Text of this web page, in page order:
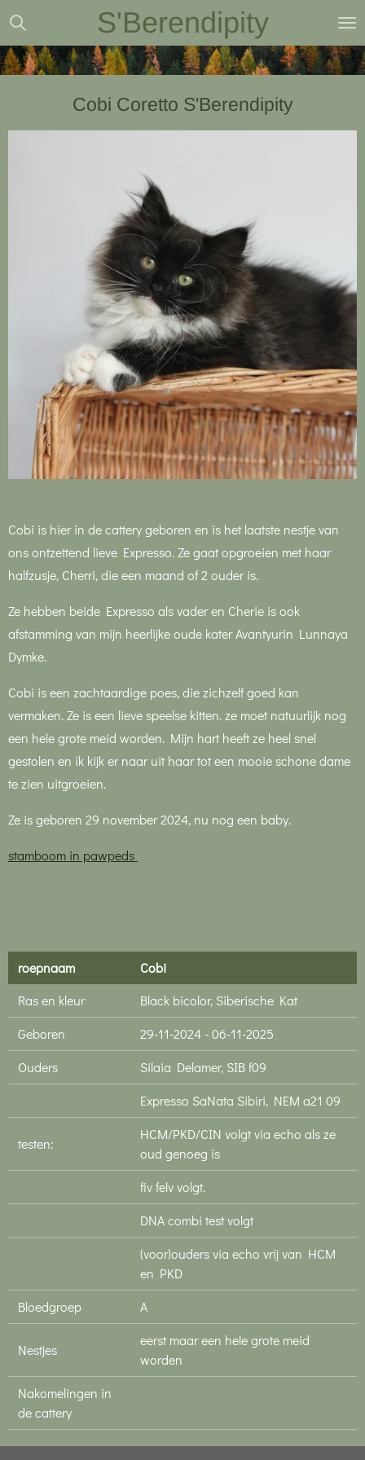
Ga
naar
hoofdinhoud
S'Berendipity
Cobi Coretto S'Berendipity
Cobi is hier in de cattery geboren en is het laatste nestje van
ons ontzettend lieve Expresso. Ze gaat opgroeien met haar
halfzusje, Cherri, die een maand of 2 ouder is.
Ze hebben beide Expresso als vader en Cherie is ook
afstamming van mijn heerlijke oude kater Avantyurin Lunnaya
Dymke.
Cobi is een zachtaardige poes, die zichzelf goed kan
vermaken. Ze is een lieve speelse kitten. ze moet natuurlijk nog
een hele grote meid worden. Mijn hart heeft ze heel snel
gestolen en ik kijk er naar uit haar tot een mooie schone dame
te zien uitgroeien.
Ze is geboren 29 november 2024, nu nog een baby.
stamboom in pawpeds
roepnaam
Cobi
Ras en kleur
Black bicolor, Siberische Kat
Geboren
29-11-2024 - 06-11-2025
Ouders
Silaia Delamer, SIB f09
Expresso SaNata Sibiri, NEM a21 09
testen:
HCM/PKD/CIN volgt via echo als ze
oud genoeg is
fiv felv volgt.
DNA combi test volgt
(voor)ouders via echo vrij van HCM
en PKD
Bloedgroep
A
Nestjes
eerst maar een hele grote meid
worden
Nakomelingen in
de cattery